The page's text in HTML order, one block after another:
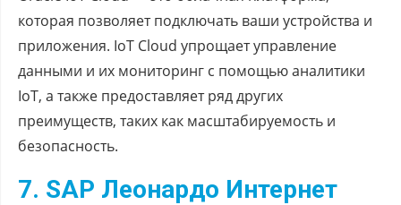
которая позволяет подключать ваши устройства и
приложения. IoT Cloud упрощает управление
данными и их мониторинг с помощью аналитики
IoT, а также предоставляет ряд других
преимуществ, таких как масштабируемость и
безопасность.
7. SAP Леонардо Интернет